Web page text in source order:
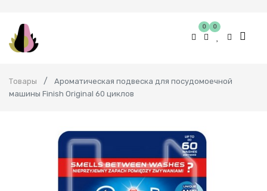
0 0
Товары
Ароматическая подвеска для посудомоечной
машины Finish Original 60 циклов